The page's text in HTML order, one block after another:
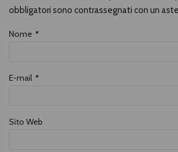
informatore segreto.
racconto preciso e
obbligatori sono contrassegnati con un
Nome *
E-mail *
Sito Web